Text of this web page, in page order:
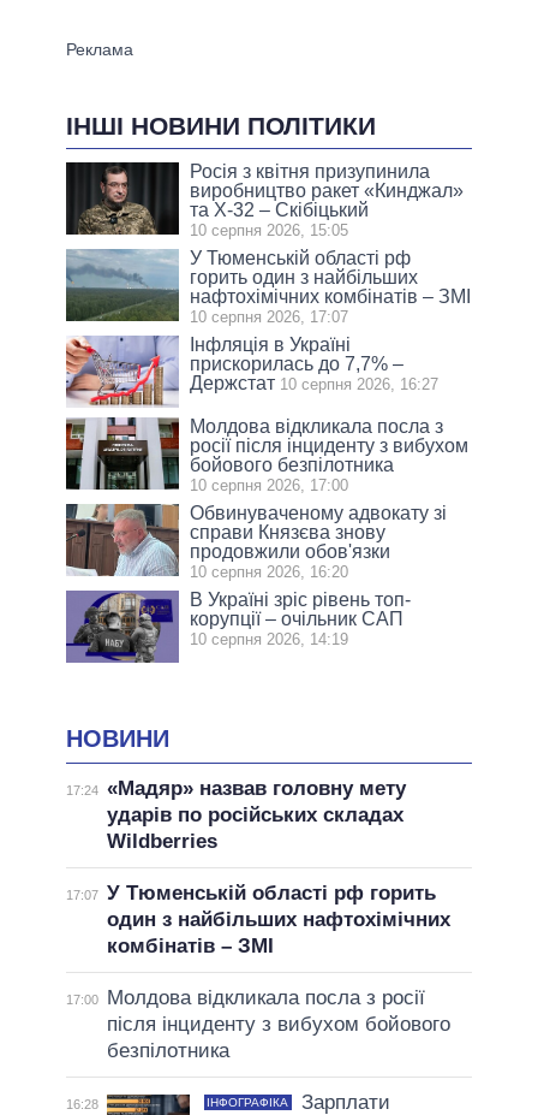
ІНШІ НОВИНИ ПОЛІТИКИ
Росія з квітня призупинила
виробництво ракет «Кинджал»
та Х-32 – Скібіцький
10 серпня 2026, 15:05
У Тюменській області рф
горить один з найбільших
нафтохімічних комбінатів – ЗМІ
10 серпня 2026, 17:07
Інфляція в Україні
прискорилась до 7,7% –
Держстат 10 серпня 2026, 16:27
Молдова відкликала посла з
росії після інциденту з вибухом
бойового безпілотника
10 серпня 2026, 17:00
Обвинуваченому адвокату зі
справи Князєва знову
продовжили обов'язки
10 серпня 2026, 16:20
В Україні зріс рівень топ-
корупції – очільник САП
10 серпня 2026, 14:19
НОВИНИ
17:24 «Мадяр» назвав головну мету
ударів по російських складах
Wildberries
17:07 У Тюменській області рф горить
один з найбільших нафтохімічних
комбінатів – ЗМІ
17:00
Молдова відкликала посла з росії
після інциденту з вибухом бойового
безпілотника
16:28 ІНФОГРАФІКА
Зарплати